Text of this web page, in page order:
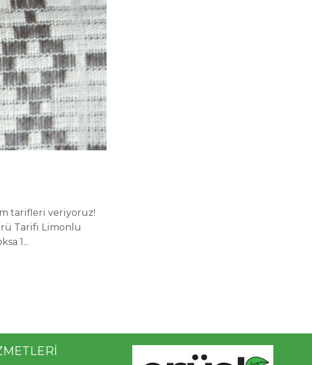
tarifleri veriyoruz!
Tarifi Limonlu
1...